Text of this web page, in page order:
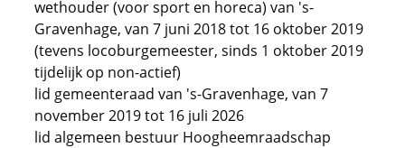
wethouder (voor sport en horeca) van 's-
Gravenhage, van 7 juni 2018 tot 16 oktober 2019
(tevens locoburgemeester, sinds 1 oktober 2019
tijdelijk op non-actief)
lid gemeenteraad van 's-Gravenhage, van 7
november 2019 tot 16 juli 2026
lid algemeen bestuur Hoogheemraadschap